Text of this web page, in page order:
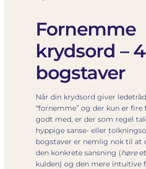
Fornemme
krydsord – 4
bogstaver
Når din krydsord giver
“fornemme” og der kun er
godt med, er der som regel
hyppige sanse- eller
bogstaver er nemlig nok til at
den konkrete sansning (høreet
kulden) og den mere intuitive